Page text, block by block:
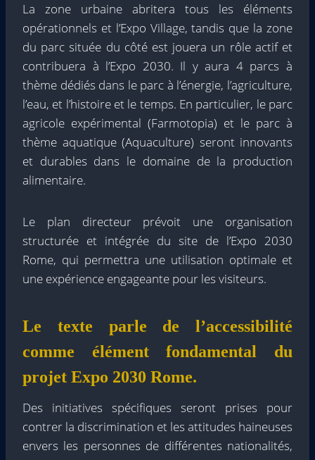
La zone urbaine abritera tous les éléments
opérationnels et l’Expo Village, tandis que la zone
du parc située du côté est jouera un rôle actif et
contribuera à l’Expo 2030. Il y aura 4 parcs à
thème dédiés dans le parc à l’énergie, l’agriculture,
l’eau, et l’histoire et le temps. En particulier, le parc
agricole expérimental (Farmotopia) et le parc à
thème aquatique (Aquaculture) seront innovants
et durables dans le domaine de la production
alimentaire.
Le plan directeur prévoit une organisation
structurée et intégrée du site de l’Expo 2030
Rome, qui permettra une utilisation optimale et
une expérience engageante pour les visiteurs.
Le texte parle de l’accessibilité
comme élément fondamental du
projet Expo 2030 Rome.
Des initiatives spécifiques seront prises pour
contrer la discrimination et les attitudes haineuses
envers les personnes de différentes nationalités,